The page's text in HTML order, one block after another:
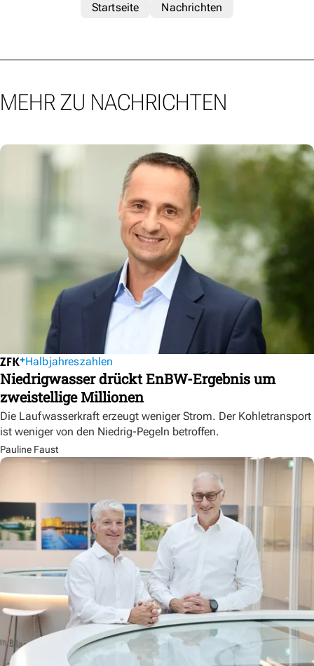
Startseite
Nachrichten
MEHR ZU NACHRICHTEN
Halbjahreszahlen
Niedrigwasser drückt EnBW-Ergebnis um
zweistellige Millionen
Die Laufwasserkraft erzeugt weniger Strom. Der Kohletransport
ist weniger von den Niedrig-Pegeln betroffen.
Pauline Faust